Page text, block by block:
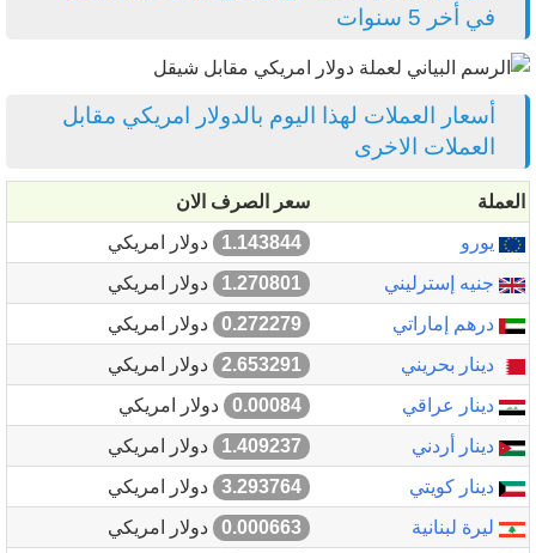
في أخر 5 سنوات
أسعار العملات لهذا اليوم بالدولار امريكي مقابل
العملات الاخرى
العملة
سعر الصرف الان
يورو
1.143844
دولار امريكي
جنيه إسترليني
1.270801
دولار امريكي
درهم إماراتي
0.272279
دولار امريكي
دينار بحريني
2.653291
دولار امريكي
دينار عراقي
0.00084
دولار امريكي
دينار أردني
1.409237
دولار امريكي
دينار كويتي
3.293764
دولار امريكي
ليرة لبنانية
0.000663
دولار امريكي